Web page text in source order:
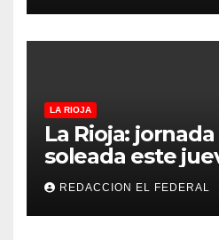
proteccionistas
controles más
LA RIOJA
La Rioja:
soleada este
temperaturas
el viernes
REDACCION EL FEDERAL